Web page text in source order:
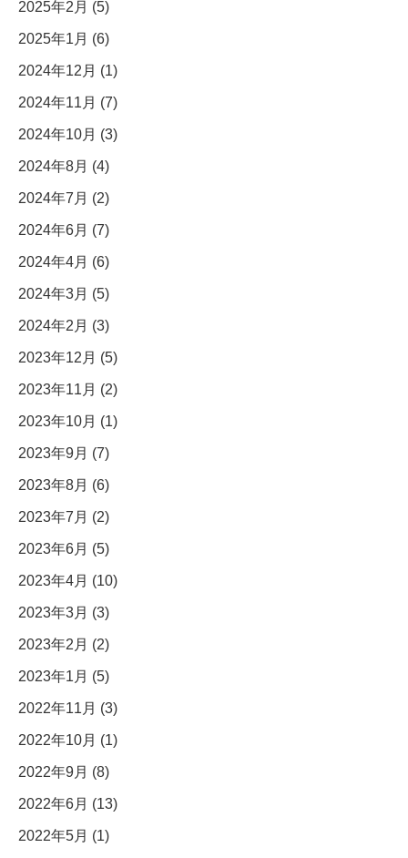
2025年2月 (5)
2025年1月 (6)
2024年12月 (1)
2024年11月 (7)
2024年10月 (3)
2024年8月 (4)
2024年7月 (2)
2024年6月 (7)
2024年4月 (6)
2024年3月 (5)
2024年2月 (3)
2023年12月 (5)
2023年11月 (2)
2023年10月 (1)
2023年9月 (7)
2023年8月 (6)
2023年7月 (2)
2023年6月 (5)
2023年4月 (10)
2023年3月 (3)
2023年2月 (2)
2023年1月 (5)
2022年11月 (3)
2022年10月 (1)
2022年9月 (8)
2022年6月 (13)
2022年5月 (1)